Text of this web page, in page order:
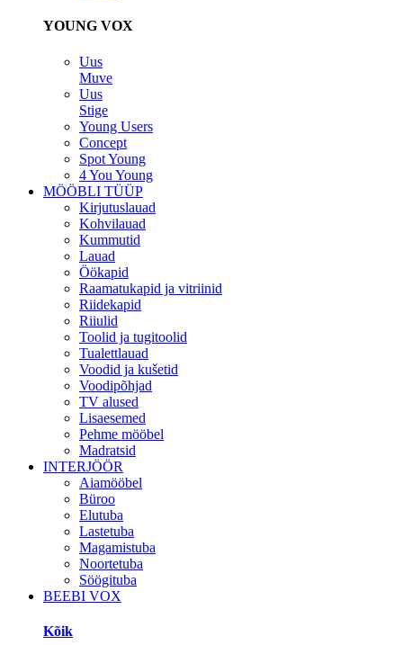
YOUNG VOX
Uus
Muve
Uus
Stige
Young Users
Concept
Spot Young
4 You Young
MÖÖBLI TÜÜP
Kirjutuslauad
Kohvilauad
Kummutid
Lauad
Öökapid
Raamatukapid ja vitriinid
Riidekapid
Riiulid
Toolid ja tugitoolid
Tualettlauad
Voodid ja kušetid
Voodipõhjad
TV alused
Lisaesemed
Pehme mööbel
Madratsid
INTERJÖÖR
Aiamööbel
Büroo
Elutuba
Lastetuba
Magamistuba
Noortetuba
Söögituba
BEEBI VOX
Kõik